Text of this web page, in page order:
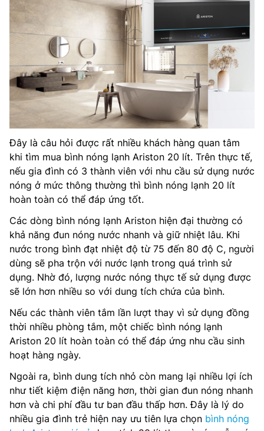
Đây là câu hỏi được rất nhiều khách hàng quan tâm
khi tìm mua bình nóng lạnh Ariston 20 lít. Trên thực tế,
nếu gia đình có 3 thành viên với nhu cầu sử dụng nước
nóng ở mức thông thường thì bình nóng lạnh 20 lít
hoàn toàn có thể đáp ứng tốt.
Các dòng bình nóng lạnh Ariston hiện đại thường có
khả năng đun nóng nước nhanh và giữ nhiệt lâu. Khi
nước trong bình đạt nhiệt độ từ 75 đến 80 độ C, người
dùng sẽ pha trộn với nước lạnh trong quá trình sử
dụng. Nhờ đó, lượng nước nóng thực tế sử dụng được
sẽ lớn hơn nhiều so với dung tích chứa của bình.
Nếu các thành viên tắm lần lượt thay vì sử dụng đồng
thời nhiều phòng tắm, một chiếc bình nóng lạnh
Ariston 20 lít hoàn toàn có thể đáp ứng nhu cầu sinh
hoạt hàng ngày.
Ngoài ra, bình dung tích nhỏ còn mang lại nhiều lợi ích
như tiết kiệm điện năng hơn, thời gian đun nóng nhanh
hơn và chi phí đầu tư ban đầu thấp hơn. Đây là lý do
nhiều gia đình trẻ hiện nay ưu tiên lựa chọn bình nóng